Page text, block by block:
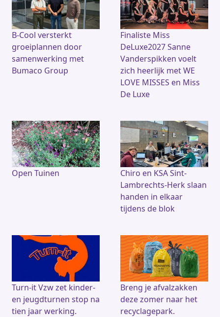
B-Cool versterkt
groeiplannen door
samenwerking met
Bumaco Group
Finaliste Miss
DeLuxe2027 Sanne
Vanderspikken voelt
zich heerlijk met WE
LOVE MISSES en Miss
De Luxe
Open Tuinen
Chiro en KSA Sint-
Lambrechts-Herk slaan
handen in elkaar
tijdens de blok
Turn-it Vzw zet kinder-
en jeugdturnen stop na
tien jaar werking.
Breng je afvalzakken
deze zomer naar het
recyclagepark.